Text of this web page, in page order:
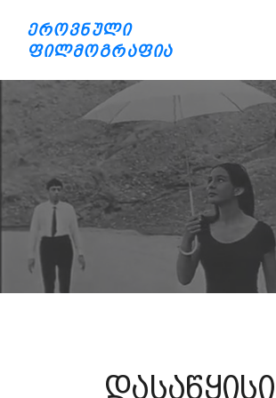
ეროვნული
ფილმოგრაფია
დასაწყისი